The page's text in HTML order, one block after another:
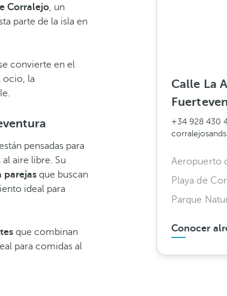
Corralejo, un
parte de la isla en
convierte en el
ocio, la
pensadas para
aire libre. Su
parejas que buscan
ideal para
que combinan
para comidas al
Calle La
+34 928 430
Aeropuerto
Playa de
Parque
Conocer